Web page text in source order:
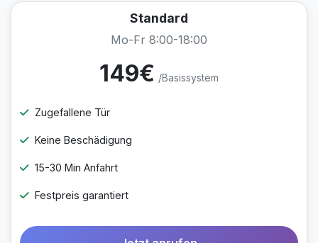
Standard
Mo-Fr 8:00-18:00
149€ /Basissystem
Zugefallene Tür
Keine Beschädigung
15-30 Min Anfahrt
Festpreis garantiert